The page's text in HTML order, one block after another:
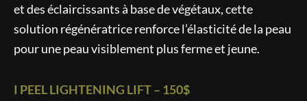
et des éclaircissants à base de végétaux, cette
solution régénératrice renforce l’élasticité de la peau
pour une peau visiblement plus ferme et jeune.
I PEEL LIGHTENING LIFT – 150$